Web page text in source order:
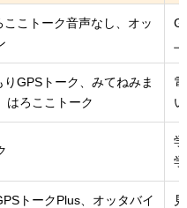
こトーク音声なし、オッ
GPSトーク、みてねみま
はろここトーク
トークPlus、オッタバイ